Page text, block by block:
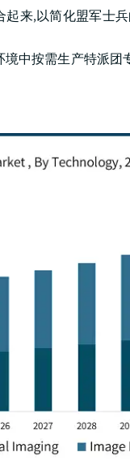
来,以简化盟军士
中按需生产特派